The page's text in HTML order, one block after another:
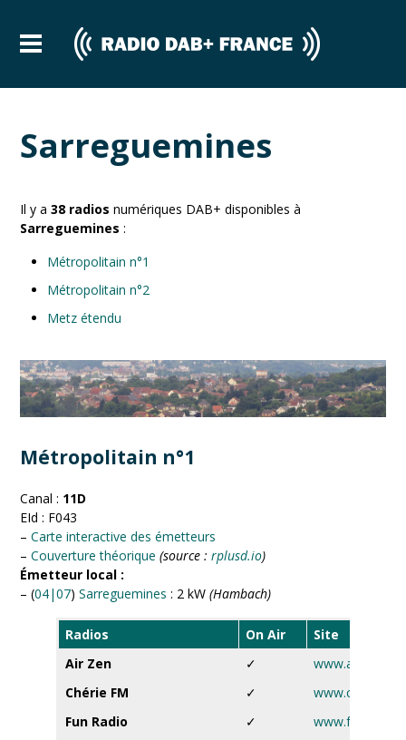
Sarreguemines
Il y a38 radios numériques DAB+ disponibles à
Sarreguemines :
Métropolitain n°1
Métropolitain n°2
Metz étendu
Métropolitain n°1
Canal : 11D
EId : F043
–Carte interactive des émetteurs
–Couverture théorique (source :rplusd.io)
Émetteur local :
– (04|07)Sarreguemines : 2 kW(Hambach)
Radios On Air
Site
Air Zen
✓
www.airzen.fr
Chérie FM
✓
Fun Radio
✓